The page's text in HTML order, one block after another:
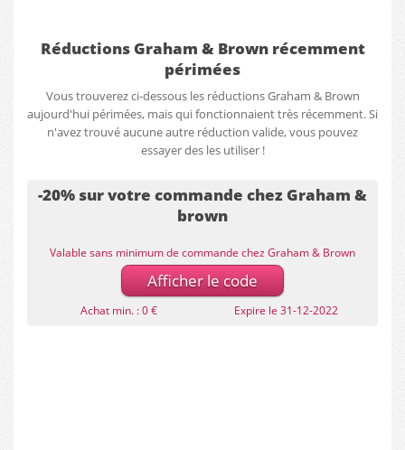
Réductions Graham & Brown récemment
périmées
Vous trouverez ci-dessous les réductions Graham & Brown
aujourd'hui périmées, mais qui fonctionnaient très récemment. Si
n'avez trouvé aucune autre réduction valide, vous pouvez
essayer des les utiliser !
-20% sur votre commande chez Graham &
brown
Valable sans minimum de commande chez Graham & Brown
Afficher le code
Achat min. : 0 € Expire le 31-12-2022